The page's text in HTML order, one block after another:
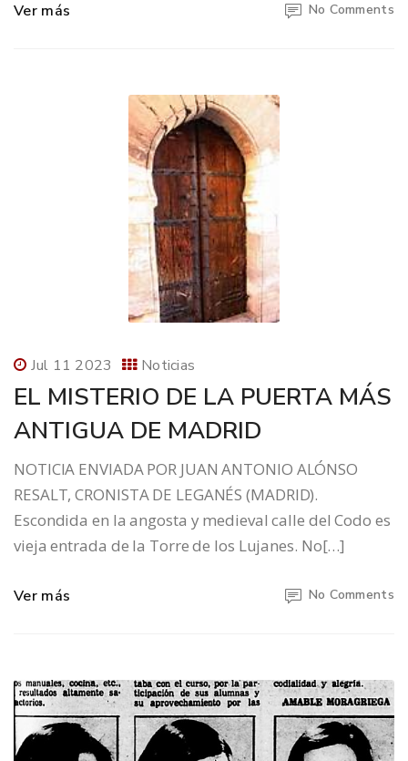
Ver más No Comments
Jul 11 2023 Noticias
EL MISTERIO DE LA PUERTA MÁS
ANTIGUA DE MADRID
NOTICIA ENVIADA POR JUAN ANTONIO ALÓNSO
RESALT, CRONISTA DE LEGANÉS (MADRID).
Escondida en la angosta y medieval calle del Codo es
vieja entrada de la Torre de los Lujanes. No[…]
Ver más No Comments